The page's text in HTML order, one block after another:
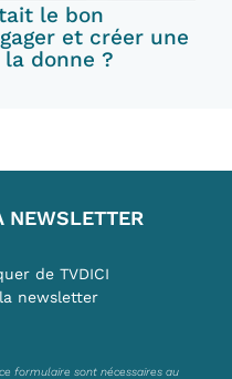
le bon
et créer une
donne ?
NEWSLETTER
de TVDICI
newsletter
formulaire sont nécessaires au